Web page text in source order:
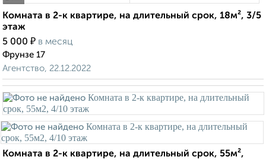
Комната в 2-к квартире, на длительный срок, 18м², 3/5
этаж
5 000 ₽ в месяц
Фрунзе 17
Агентство, 22.12.2022
Комната в 2-к квартире, на длительный срок, 55м²,